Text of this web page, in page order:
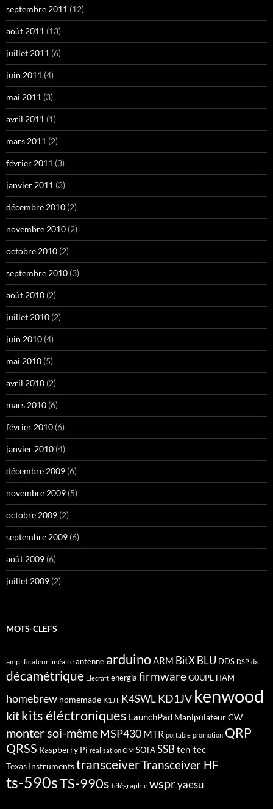
septembre 2011 (12)
août 2011 (13)
juillet 2011 (6)
juin 2011 (4)
mai 2011 (3)
avril 2011 (1)
mars 2011 (2)
février 2011 (3)
janvier 2011 (3)
décembre 2010 (2)
novembre 2010 (2)
octobre 2010 (2)
septembre 2010 (3)
août 2010 (2)
juillet 2010 (2)
juin 2010 (4)
mai 2010 (5)
avril 2010 (2)
mars 2010 (6)
février 2010 (6)
janvier 2010 (4)
décembre 2009 (6)
novembre 2009 (5)
octobre 2009 (2)
septembre 2009 (6)
août 2009 (6)
juillet 2009 (2)
MOTS-CLEFS
amplificateur linéaire antenne arduinoARM BitX BLU DDS DSP dx
décamétrique Elecraft energia firmwareG0UPL HAM
homebrew homemade K1JT K4SWL KD1JV kenwood
kitkits éléctroniques LaunchPad Manipulateur CW
monter soi-mêmeMSP430 MTR portable promotion QRP
QRSS Raspberry Pi réalisation OM SOTASSB ten-tec
Texas InstrumentstransceiverTransceiver HF
ts-590sTS-990s télégraphie wspryaesu